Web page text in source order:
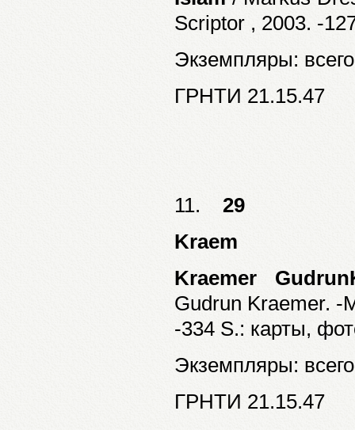
Scriptor , 2003. -
Экземпляры:
ГРНТИ 21.15.47
11. 29
Kraem
Kraemer
Gudrun Kraemer. -
-334 S.: карты,
Экземпляры:
ГРНТИ 21.15.47